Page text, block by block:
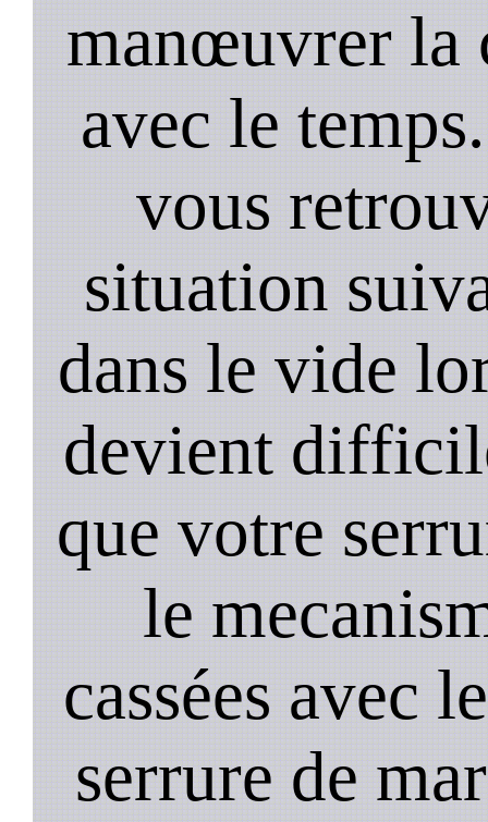
manœuvrer la
avec le
vous
situation
dans le vide
devient
que votre
le
cassées avec
serrure de